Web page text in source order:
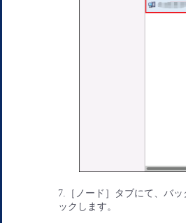
7.［ノード］タブにて、バ
ックします。